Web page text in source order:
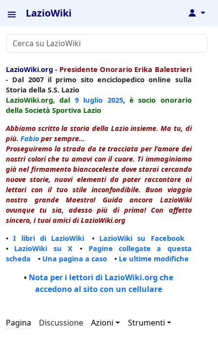
LazioWiki ↓
LazioWiki.org - Presidente Onorario Erika Balestrieri
- Dal 2007 il primo sito enciclopedico online sulla
Storia della S.S. Lazio
LazioWiki.org, dal 9 luglio 2025, è socio onorario
della Società Sportiva Lazio
Abbiamo scritto la storia della Lazio insieme. Ma tu, di
più. Fabio per sempre...
Proseguiremo la strada da te tracciata per l'amore dei
nostri colori che tu amavi con il cuore. Ti immaginiamo
già nel firmamento biancoceleste dove starai cercando
nuove storie, nuovi elementi da poter raccontare ai
lettori con il tuo stile inconfondibile. Buon viaggio
nostro grande Maestro! Guida ancora LazioWiki
ovunque tu sia, adesso più di prima! Con affetto
sincero, i tuoi amici di LazioWiki.org
•I libri di LazioWiki • LazioWiki su Facebook
• LazioWiki su X • Pagine collegate a questa
scheda • Una pagina a caso • Le ultime modifiche
• Nota per i lettori di LazioWiki.org che
accedono al sito con un cellulare
Pagina Discussione Azioni Strumenti